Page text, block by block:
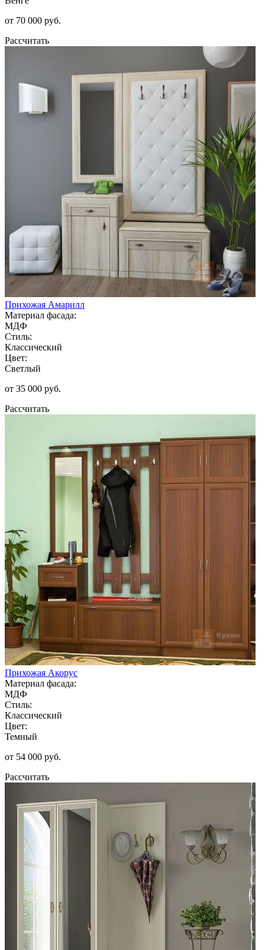
от 70 000 руб.
Рассчитать
Прихожая Амарилл
Материал фасада:
МДФ
Стиль:
Классический
Цвет:
Светлый
от 35 000 руб.
Рассчитать
Прихожая Акорус
Материал фасада:
МДФ
Стиль:
Классический
Цвет:
Темный
от 54 000 руб.
Рассчитать